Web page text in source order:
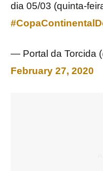
dia 05/03 (quinta-
— Portal da Torcida
February 27, 2020